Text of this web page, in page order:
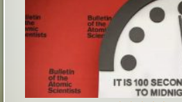
31st Dec 2025